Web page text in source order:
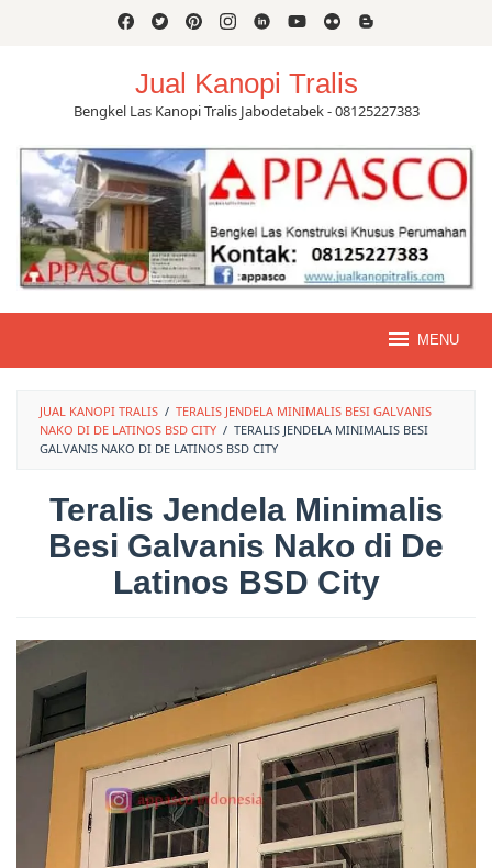
Jual Kanopi Tralis
Bengkel Las Kanopi Tralis Jabodetabek - 08125227383
MENU
JUAL KANOPI TRALIS / TERALIS JENDELA MINIMALIS BESI GALVANIS
NAKO DI DE LATINOS BSD CITY / TERALIS JENDELA MINIMALIS BESI
GALVANIS NAKO DI DE LATINOS BSD CITY
Teralis Jendela Minimalis
Besi Galvanis Nako di De
Latinos BSD City